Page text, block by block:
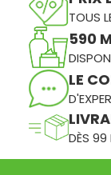
TOUS
590
LE
DÈS